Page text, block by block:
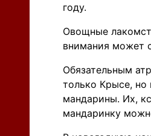
году.
Овощные
внимания может
Обязательным
только Крысе,
мандарины. Их,
мандаринку